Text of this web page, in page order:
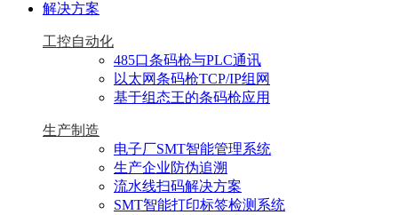
解决方案
工控自动化
485口条码枪与PLC通讯
以太网条码枪TCP/IP组网
基于组态王的条码枪应用
生产制造
电子厂SMT智能管理系统
生产企业防伪追溯
流水线扫码解决方案
SMT智能打印标签检测系统